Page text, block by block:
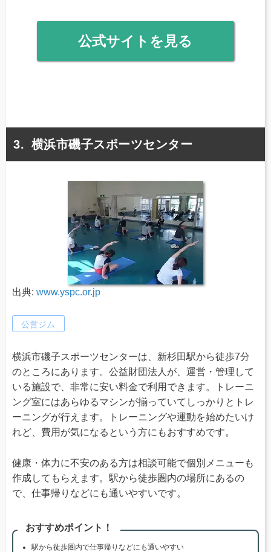
公式サイトを見る
横浜市磯子スポーツセンター
出典: www.yspc.or.jp
公営ジム
横浜市磯子スポーツセンターは、新杉田駅から徒歩7分
のところにあります。公益財団法人が、運営・管理して
いる施設で、非常に安い料金で利用できます。トレーニ
ング室にはあらゆるマシンが揃っていてしっかりとトレ
ーニングが行えます。トレーニングや運動を始めたいけ
れど、費用が気になるという方にもおすすめです。
健康・体力に不安のある方は相談可能で個別メニューも
作成してもらえます。駅から徒歩圏内の場所にあるの
で、仕事帰りなどにも通いやすいです。
おすすめポイント！
駅から徒歩圏内で仕事帰りなどにも通いやすい